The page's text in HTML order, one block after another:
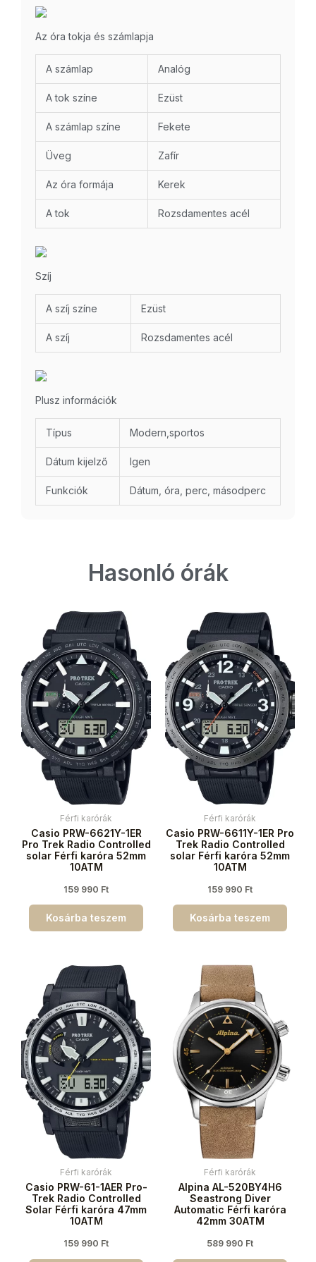
Az óra tokja és számlapja
A számlap Analóg
A tok színe Ezüst
A számlap színe Fekete
Üveg Zafír
Az óra formája Kerek
A tok Rozsdamentes acél
Szíj
A szíj színe Ezüst
A szíj Rozsdamentes acél
Plusz információk
Típus Modern,sportos
Dátum kijelző Igen
Funkciók Dátum, óra, perc, másodperc
Hasonló órák
Férfi karórák
Casio PRW-6621Y-1ER
Pro Trek Radio Controlled
solar Férfi karóra 52mm
10ATM
159 990 Ft
Kosárba teszem
Férfi karórák
Casio PRW-6611Y-1ER Pro
Trek Radio Controlled
solar Férfi karóra 52mm
10ATM
159 990 Ft
Kosárba teszem
Férfi karórák
Casio PRW-61-1AER Pro-
Trek Radio Controlled
Solar Férfi karóra 47mm
10ATM
159 990 Ft
Férfi karórák
Alpina AL-520BY4H6
Seastrong Diver
Automatic Férfi karóra
42mm 30ATM
589 990 Ft